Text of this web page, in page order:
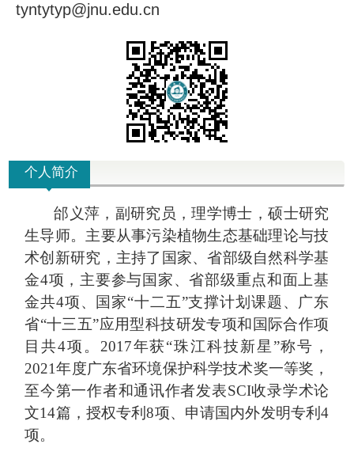
tyntytyp@jnu.edu.cn
个人简介
邰义萍，副研究员，理学博士 ，硕士研究
生导师。 主要从事污染植物生态基础理论与技
术创新研究，主持了国家、省部级自然科学基
金4项，主要参与国家、省部级重点和面上基
金共4项、国家“十二五”支撑计划课题、广东
省“十三五”应用型科技研发专项和国际合作项
目共4项。 2017年获“珠江科技新星”称号，
2021年度广东省环境保护科学技术奖一等奖，
至今第一作者和通讯作者发表SCI收录学术论
文14篇，授权专利8项、申请国内外发明专利4
项。